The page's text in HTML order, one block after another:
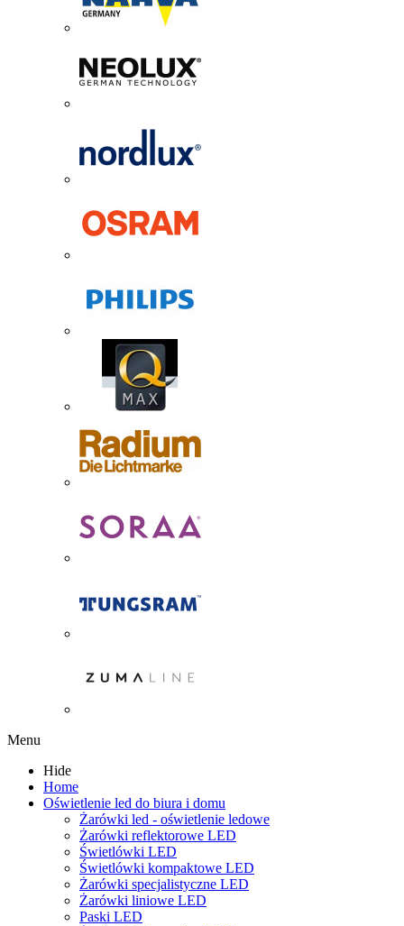
Menu
Hide
Home
Oświetlenie led do biura i domu
Żarówki led - oświetlenie ledowe
Żarówki reflektorowe LED
Świetlówki LED
Świetlówki kompaktowe LED
Żarówki specjalistyczne LED
Żarówki liniowe LED
Paski LED